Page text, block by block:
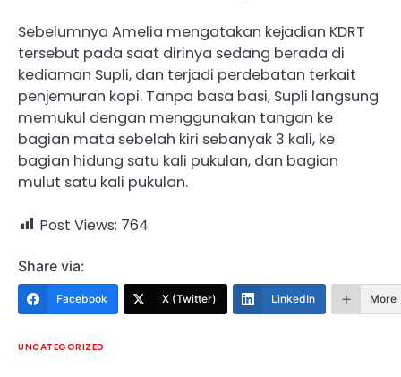
Sebelumnya Amelia mengatakan kejadian KDRT
tersebut pada saat dirinya sedang berada di
kediaman Supli, dan terjadi perdebatan terkait
penjemuran kopi. Tanpa basa basi, Supli langsung
memukul dengan menggunakan tangan ke
bagian mata sebelah kiri sebanyak 3 kali, ke
bagian hidung satu kali pukulan, dan bagian
mulut satu kali pukulan.
Post Views: 764
Share via:
Facebook X (Twitter) LinkedIn More
UNCATEGORIZED